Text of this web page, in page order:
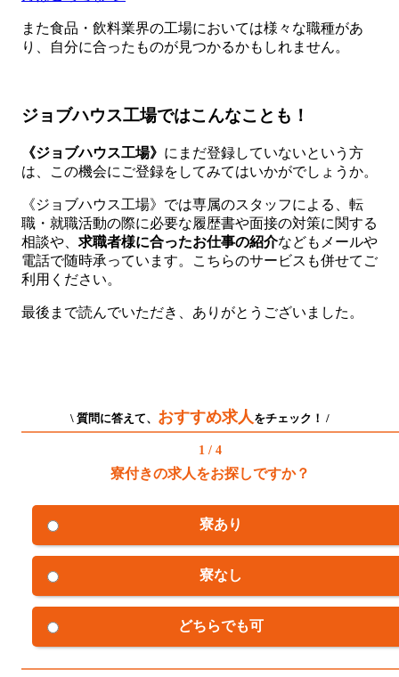
また食品・飲料業界の工場においては様々な職種があ
り、自分に合ったものが見つかるかもしれません。
ジョブハウス工場ではこんなことも！
《ジョブハウス工場》 にまだ登録していないという方
は、この機会にご登録をしてみてはいかがでしょうか。
《ジョブハウス工場》では専属のスタッフによる、転
職・就職活動の際に必要な履歴書や面接の対策に関する
相談や、 求職者様に合ったお仕事の紹介などもメールや
電話で随時承っています。こちらのサービスも併せてご
利用ください。
最後まで読んでいただき、ありがとうございました。
\ 質問に答えて、 おすすめ求人 をチェック！ /
1 / 4
寮付きの求人をお探しですか？
寮あり
寮なし
どちらでも可